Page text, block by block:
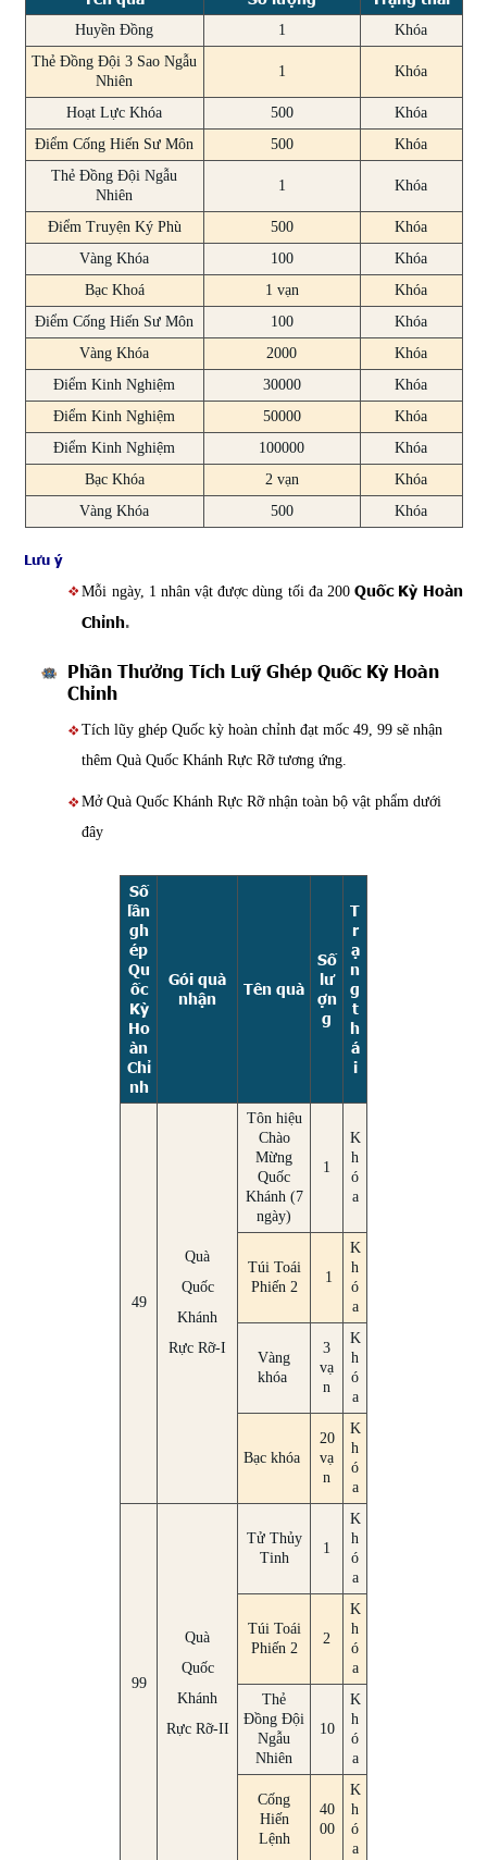
Huyền Đồng 1
Khóa
Thẻ Đồng Đội 3 Sao Ngẫu
Nhiên
1 Khóa
Hoạt Lực Khóa 500
Khóa
Điểm Cống Hiến Sư Môn
500
Khóa
Thẻ Đồng Đội Ngẫu
Nhiên
1 Khóa
Điểm Truyện Ký Phù 500
Khóa
Vàng Khóa
100
Khóa
Bạc Khoá
1 vạn
Khóa
Điểm Cống Hiến Sư Môn
100
Khóa
Vàng Khóa
2000
Khóa
Điểm Kinh Nghiệm
30000
Khóa
Điểm Kinh Nghiệm
50000
Khóa
Điểm Kinh Nghiệm
100000
Khóa
Bạc Khóa
2 vạn
Khóa
Vàng Khóa
500 Khóa
Lưu ý
Mỗi ngày, 1 nhân vật được dùng tối đa 200Quốc Kỳ Hoàn
Chỉnh.
Phần Thưởng Tích Luỹ Ghép Quốc Kỳ Hoàn
Chỉnh
Tích lũy ghép Quốc kỳ hoàn chỉnh đạt mốc 49, 99 sẽ nhận
thêm Quà Quốc Khánh Rực Rỡ tương ứng.
Mở Quà Quốc Khánh Rực Rỡ nhận toàn bộ vật phẩm dưới
đây
Số
lần
gh
ép
Qu
ốc
Kỳ
Ho
àn
Chỉ
nh
Gói quà
nhận
Tên quà
Số
lư
ợn
g
T
r
ạ
n
g
t
h
á
i
49
Quà
Quốc
Khánh
Rực Rỡ-I
Tôn hiệu
Chào
Mừng
Quốc
Khánh (7
ngày)
1
K
h
ó
a
Túi Toái
Phiến 2
1
K
h
ó
a
Vàng
khóa
3
vạ
n
K
h
ó
a
Bạc khóa
20
vạ
n
K
h
ó
a
99
Quà
Quốc
Khánh
Rực Rỡ-II
Tử Thủy
Tinh
1
K
h
ó
a
Túi Toái
Phiến 2
2
K
h
ó
a
Thẻ
Đồng Đội
Ngẫu
Nhiên
10
K
h
ó
a
Cống
Hiến
Lệnh
40
00
K
h
ó
a